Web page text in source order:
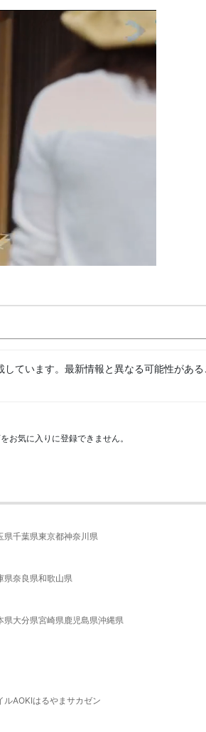
ています。最新情報と異なる可能性があ
お気に入りに登録できません。
県千葉県東京都神奈川県
県奈良県和歌山県
県大分県宮崎県鹿児島県沖縄県
ルAOKIはるやま サカゼン